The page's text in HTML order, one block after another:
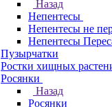
Назад
Непентесы
Непентесы не
Непентесы
Пузырчатки
Ростки хищных
Росянки
Назад
Росянки